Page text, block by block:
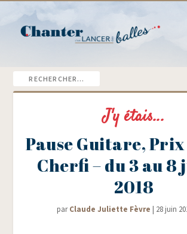
J'y étais...
Pause Guitare,
Cherfi – du 3 au
2018
parClaude Juliette Fèvre | 28 juin